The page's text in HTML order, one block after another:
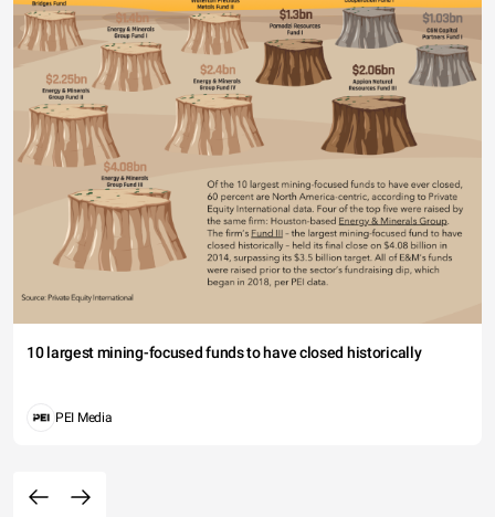
10 largest mining-focused funds to have closed historically
PEI Media